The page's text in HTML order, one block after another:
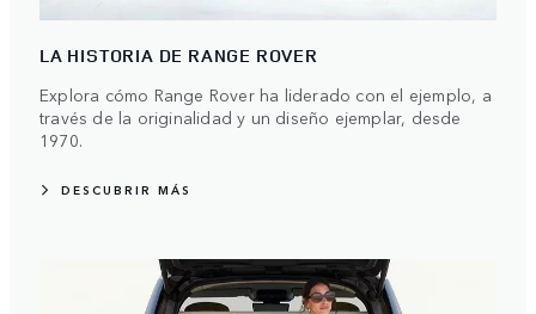
LA HISTORIA DE RANGE ROVER
Explora cómo Range Rover ha liderado con el ejemplo, a
través de la originalidad y un diseño ejemplar, desde
1970.
DESCUBRIR MÁS